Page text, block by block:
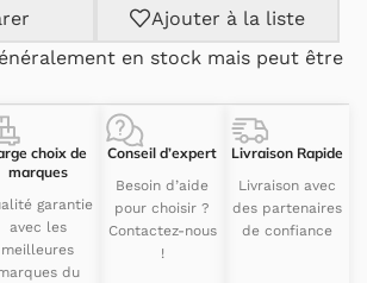
Ajouter à la liste
en stock mais peut être
choix de
marques
garantie
avec les
meilleures
du
Conseil d’expert
Besoin d’aide
pour choisir ?
Contactez-nous
!
Livraison Rapide
Livraison avec
des partenaires
de confiance